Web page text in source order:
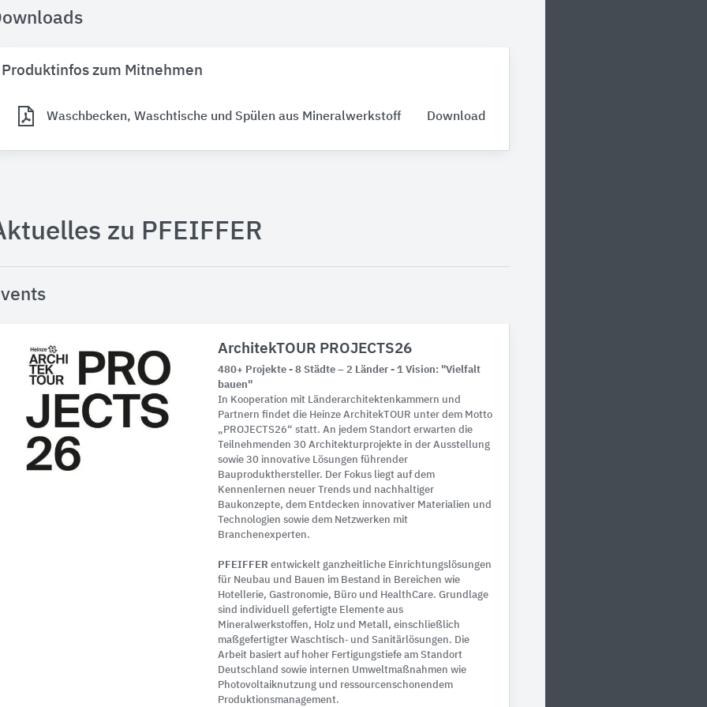
Produktinfos zum Mitnehmen
Waschbecken, Waschtische und Spülen aus Mineralwerkstoff Download
zu PFEIFFER
ArchitekTOUR PROJECTS26
480+ Projekte - 8 Städte – 2 Länder - 1 Vision: "Vielfalt
bauen"
In Kooperation mit Länderarchitektenkammern und
Partnern findet die Heinze ArchitekTOUR unter dem Motto
„PROJECTS26“ statt. An jedem Standort erwarten die
Teilnehmenden 30 Architekturprojekte in der Ausstellung
sowie 30 innovative Lösungen führender
Bauprodukthersteller. Der Fokus liegt auf dem
Kennenlernen neuer Trends und nachhaltiger
Baukonzepte, dem Entdecken innovativer Materialien und
Technologien sowie dem Netzwerken mit
Branchenexperten.
PFEIFFERentwickelt ganzheitliche Einrichtungslösungen
für Neubau und Bauen im Bestand in Bereichen wie
Hotellerie, Gastronomie, Büro und HealthCare. Grundlage
sind individuell gefertigte Elemente aus
Mineralwerkstoffen, Holz und Metall, einschließlich
maßgefertigter Waschtisch‑ und Sanitärlösungen. Die
Arbeit basiert auf hoher Fertigungstiefe am Standort
Deutschland sowie internen Umweltmaßnahmen wie
Photovoltaiknutzung und ressourcenschonendem
Produktionsmanagement.